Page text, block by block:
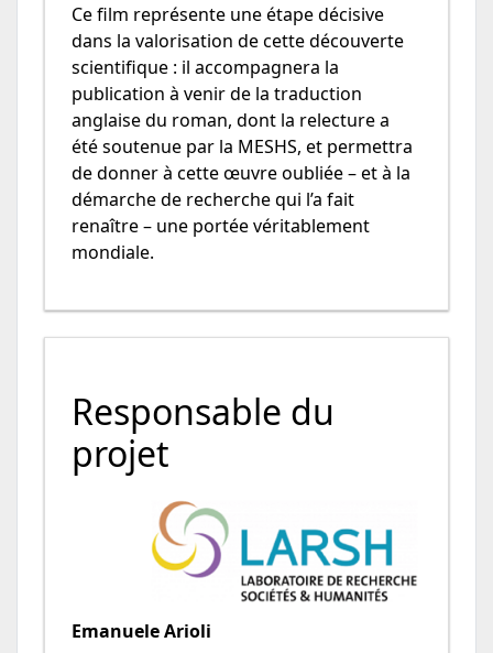
Ce film représente une étape décisive
dans la valorisation de cette découverte
scientifique : il accompagnera la
publication à venir de la traduction
anglaise du roman, dont la relecture a
été soutenue par la MESHS, et permettra
de donner à cette œuvre oubliée – et à la
démarche de recherche qui l’a fait
renaître – une portée véritablement
mondiale.
Responsable du
projet
Emanuele Arioli